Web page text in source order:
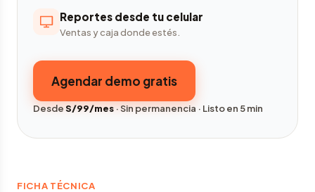
Reportes desde tu celular
Ventas y caja donde estés.
Agendar demo gratis
DesdeS/99/mes· Sin permanencia · Listo en 5 min
FICHA TÉCNICA